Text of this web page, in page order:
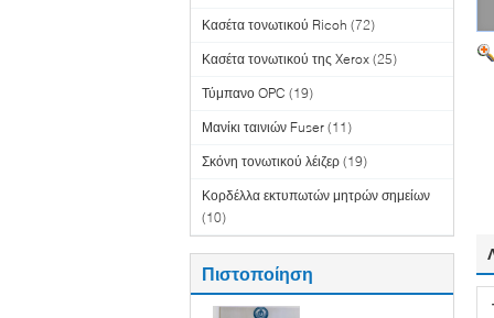
Κασέτα τονωτικού Ricoh (72)
Κασέτα τονωτικού της Xerox (25)
Τύμπανο OPC (19)
Μανίκι ταινιών Fuser (11)
Σκόνη τονωτικού λέιζερ (19)
Κορδέλλα εκτυπωτών μητρών σημείων
(10)
Πιστοποίηση